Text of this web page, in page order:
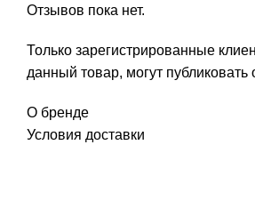
Отзывов пока нет.
Только зарегистрированные
данный товар, могут публиковать
О бренде
Условия доставки